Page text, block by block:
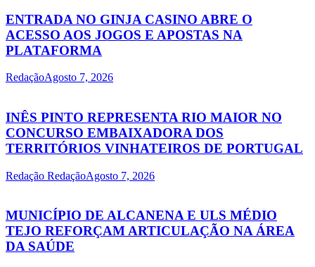
ENTRADA NO GINJA CASINO ABRE O
ACESSO AOS JOGOS E APOSTAS NA
PLATAFORMA
RedaçãoAgosto 7, 2026
INÊS PINTO REPRESENTA RIO MAIOR NO
CONCURSO EMBAIXADORA DOS
TERRITÓRIOS VINHATEIROS DE PORTUGAL
Redação RedaçãoAgosto 7, 2026
MUNICÍPIO DE ALCANENA E ULS MÉDIO
TEJO REFORÇAM ARTICULAÇÃO NA ÁREA
DA SAÚDE